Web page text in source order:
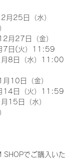
月25日（水）
月27日（金）
7日(火）11:59
月8日（水）11:00
10日（金）
14日（火）11:59
15日（水）
SHOPでご購入いた